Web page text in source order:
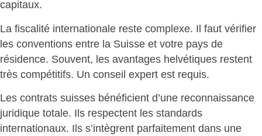
capitaux.
La fiscalité internationale reste complexe. Il faut vérifier
les conventions entre la Suisse et votre pays de
résidence. Souvent, les avantages helvétiques restent
très compétitifs. Un conseil expert est requis.
Les contrats suisses bénéficient d’une reconnaissance
juridique totale. Ils respectent les standards
internationaux. Ils s’intègrent parfaitement dans une